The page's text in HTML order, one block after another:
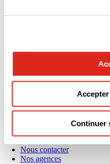
Continuer
L’égalité
Nos offres d’emploi
Actus & médias
Communiqués de
News réglementaires
Publications et livres
Webinaires
Nous contacter
Nos agences